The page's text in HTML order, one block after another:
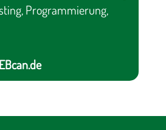
Programmierung,